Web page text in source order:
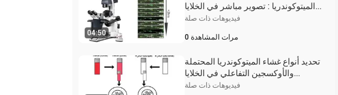
04:50
الميتوكوندريا : تصوير مباشر في الخلايا
العصبية الحصين خلال فترات طويلة
فيديوهات ذات صلة
0 مرات المشاهدة
تحديد أنواع غشاء الميتوكوندريا المحتملة
والأوكسجين التفاعلي في الخلايا
العصبية الفئران الحية القشرية
فيديوهات ذات صلة